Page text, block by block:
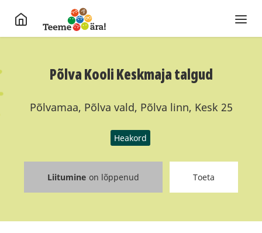
Põlva Kooli Keskmaja talgud
Põlvamaa, Põlva vald, Põlva linn, Kesk 25
Heakord
Liitumine on lõppenud Toeta